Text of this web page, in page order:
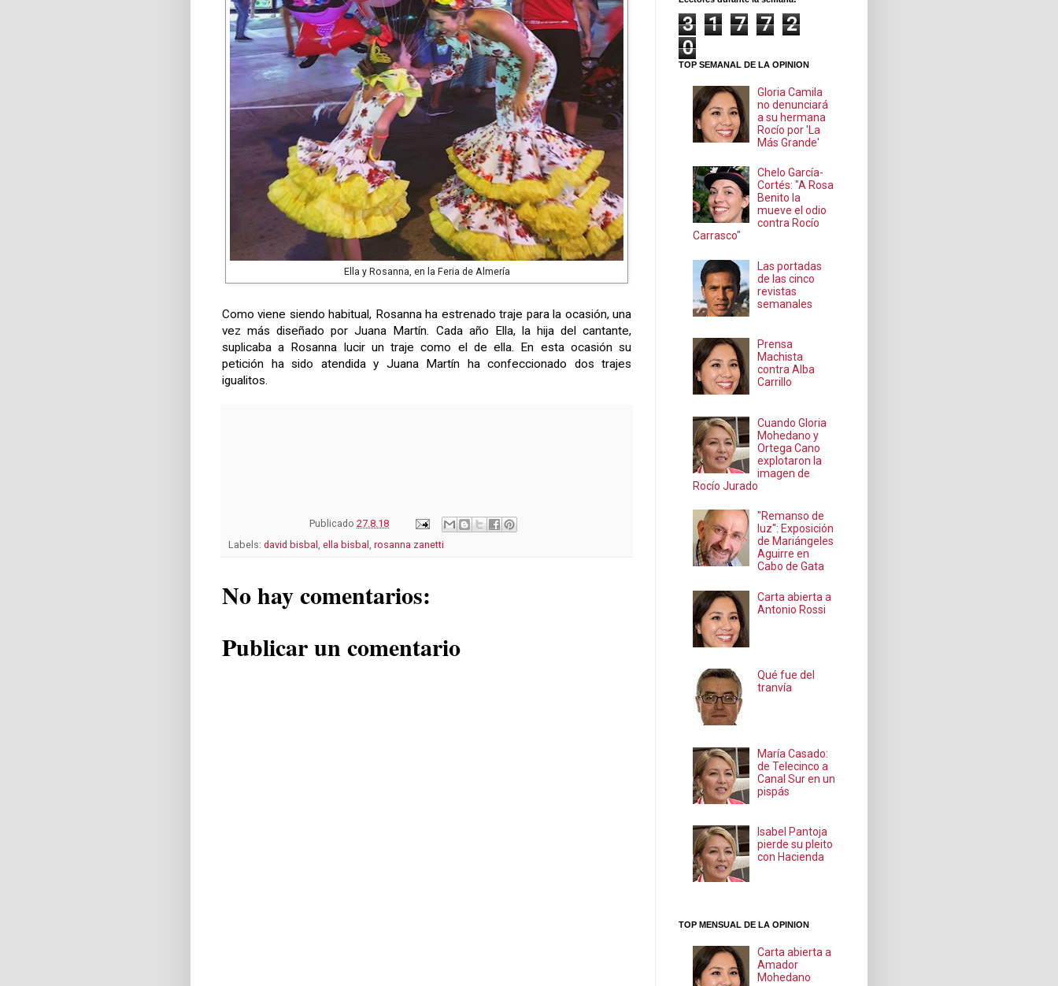
Ella y Rosanna, en la Feria de Almería
Como viene siendo habitual, Rosanna ha estrenado traje para la ocasión, una
vez más diseñado por Juana Martín. Cada año Ella, la hija del cantante,
suplicaba a Rosanna lucir un traje como el de ella. En esta ocasión su
petición ha sido atendida y Juana Martín ha confeccionado dos trajes
igualitos.
Publicado 27.8.18
Labels: david bisbal ella bisbal rosanna zanetti
No hay comentarios:
Publicar un comentario
3 1 7 7
2
0
TOP SEMANAL DE LA OPINION
Gloria Camila
no denunciará
a su hermana
Rocío por 'La
Más Grande'
Chelo García-
Cortés: "A Rosa
Benito la
mueve el odio
contra Rocío
Carrasco"
Las portadas
de las cinco
revistas
semanales
Prensa
Machista
contra Alba
Carrillo
Cuando Gloria
Mohedano y
Ortega Cano
explotaron la
imagen de
Rocío Jurado
"Remanso de
luz": Exposición
de Mariángeles
Aguirre en
Cabo de Gata
Carta abierta a
Antonio Rossi
Qué fue del
tranvía
María Casado:
de Telecinco a
Canal Sur en un
pispás
Isabel Pantoja
pierde su pleito
con Hacienda
TOP MENSUAL DE LA OPINION
Carta abierta a
Amador
Mohedano